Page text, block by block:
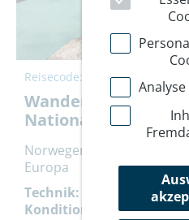
Reisecode: NOJOT
Wandern durch
Nationalpark
Norwegen
Europa
Technik:
Kondition: